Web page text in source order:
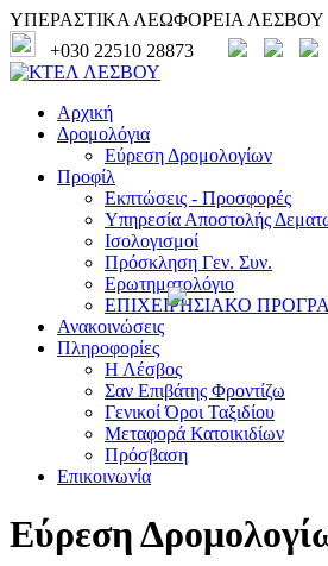
ΥΠΕΡΑΣΤΙΚΑ ΛΕΩΦΟΡΕΙΑ ΛΕΣΒΟΥ
+030 22510 28873
Αρχική
Δρομολόγια
Εύρεση Δρομολογίων
Προφίλ
Εκπτώσεις - Προσφορές
Υπηρεσία Αποστολής
Ισολογισμοί
Πρόσκληση Γεν. Συν.
Ερωτηματολόγιο
ΕΠΙΧΕΙΡΗΣΙΑΚΟ
Ανακοινώσεις
Πληροφορίες
Η Λέσβος
Σαν Επιβάτης Φροντίζω
Γενικοί Όροι Ταξιδίου
Μεταφορά Κατοικιδίων
Πρόσβαση
Επικοινωνία
Εύρεση